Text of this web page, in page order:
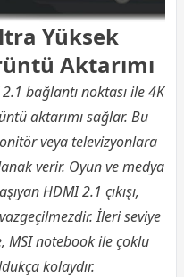
Yüksek
Aktarımı
bağlantı noktası ile 4K
aktarımı sağlar. Bu
veya televizyonlara
verir. Oyun ve medya
HDMI 2.1 çıkışı,
İleri seviye
MSI notebook ile çoklu
kolaydır.